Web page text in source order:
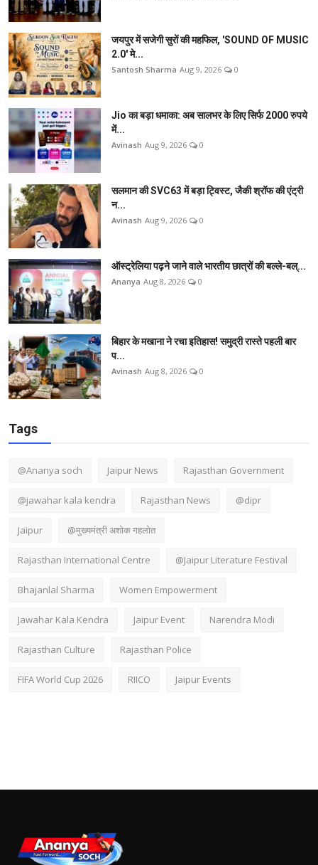
जयपुर में सजेगी सुरों की महफिल, 'SOUND OF MUSIC
2.0' मे...
Santosh Sharma Aug 9, 2026 0
Jio का बड़ा धमाका: अब सालभर के लिए सिर्फ 2000 रुपये
में...
Avinash Aug 9, 2026 0
सलमान की SVC63 में बड़ा ट्विस्ट, जैकी श्रॉफ की एंट्री
न...
Avinash Aug 9, 2026 0
ऑस्ट्रेलिया पढ़ने जाने वाले भारतीय छात्रों की बल्ले-बल्...
Ananya Aug 8, 2026 0
बिहार के मखाना ने रचा इतिहास! समुद्री रास्ते पहली बार
प...
Avinash Aug 8, 2026 0
Tags
@Ananya soch Jaipur News Rajasthan Government
@jawahar kala kendra Rajasthan News @dipr
Jaipur @मुख्यमंत्री अशोक गहलोत
Rajasthan International Centre @Jaipur Literature Festival
Bhajanlal Sharma Women Empowerment
Jawahar Kala Kendra Jaipur Event Narendra Modi
Rajasthan Culture Rajasthan Police
FIFA World Cup 2026 RIICO Jaipur Events